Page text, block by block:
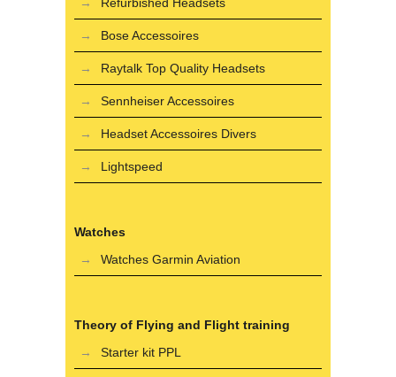
Bose Accessoires
Raytalk Top Quality Headsets
Sennheiser Accessoires
Headset Accessoires Divers
Lightspeed
Watches
Watches Garmin Aviation
Theory of Flying and Flight training
Starter kit PPL